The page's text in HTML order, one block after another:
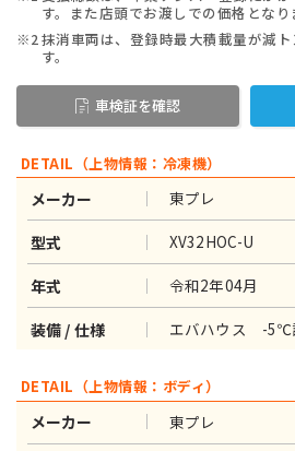
す。また店頭でお渡しでの価格となり
※2抹消車両は、登録時最大積載量が減
す。
車検証を確認
DETAIL（上物情報：冷凍機）
メーカー 東プレ
型式 XV32HOC-U
年式 令和2年04月
装備 / 仕様 エバハウス -5℃
DETAIL（上物情報：ボディ）
メーカー
東プレ